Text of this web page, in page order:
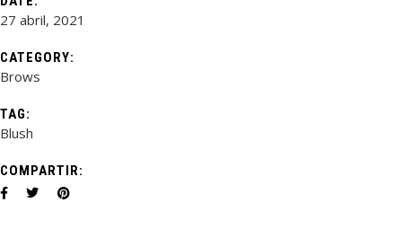
27 abril, 2021
CATEGORY:
Brows
TAG:
Blush
COMPARTIR: